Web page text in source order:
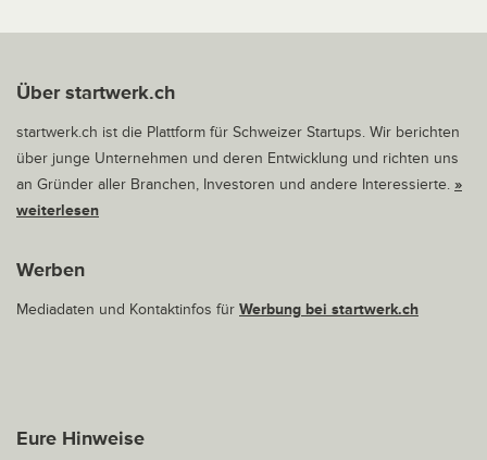
Über startwerk.ch
startwerk.ch ist die Plattform für Schweizer Startups. Wir berichten
über junge Unternehmen und deren Entwicklung und richten uns
an Gründer aller Branchen, Investoren und andere Interessierte. »
weiterlesen
Werben
Mediadaten und Kontaktinfos für Werbung bei startwerk.ch
Eure Hinweise